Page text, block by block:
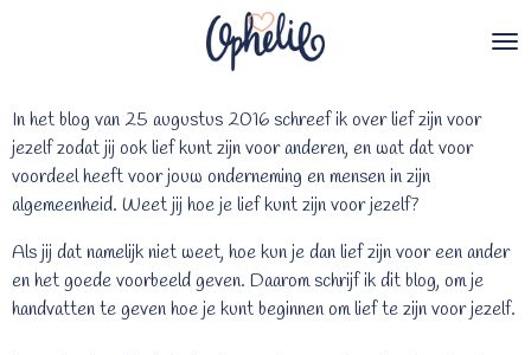
de
hoofdinhoud
In het blog van 25 augustus 2016 schreef ik over lief zijn voor
jezelf zodat jij ook lief kunt zijn voor anderen, en wat dat voor
voordeel heeft voor jouw onderneming en mensen in zijn
algemeenheid. Weet jij hoe je lief kunt zijn voor jezelf?
Als jij dat namelijk niet weet, hoe kun je dan lief zijn voor een ander
en het goede voorbeeld geven. Daarom schrijf ik dit blog, om je
handvatten te geven hoe je kunt beginnen om lief te zijn voor jezelf.